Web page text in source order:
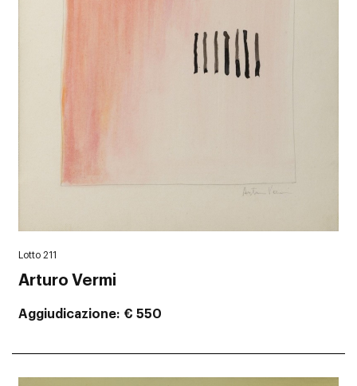
Lotto 211
Arturo Vermi
Aggiudicazione € 550